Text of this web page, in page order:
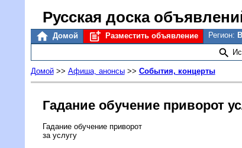
Русская доска
Домой Разместить объявление Регион:
Домой>> Афиша, анонсы>> События, концерты
Гадание обучение приворот
Гадание обучение приворот
за услугу